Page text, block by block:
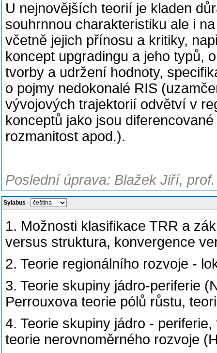
U nejnovějších teorií je kladen
souhrnnou charakteristiku ale i
včetně jejich přínosu a kritiky,
koncept upgradingu a jeho typů,
tvorby a udržení hodnoty,
o pojmy nedokonalé RIS
vývojových trajektorií odvětví v
konceptů jako jsou
rozmanitost apod.).
Poslední úprava: Blažek Jiří,
Sylabus -
1. Možnosti klasifikace TRR a
versus struktura, konvergence
2. Teorie regionálního rozvoje -
3. Teorie skupiny jádro-periferie
Perrouxova teorie pólů růstu,
4. Teorie skupiny jádro -
teorie nerovnoměrného rozvoje